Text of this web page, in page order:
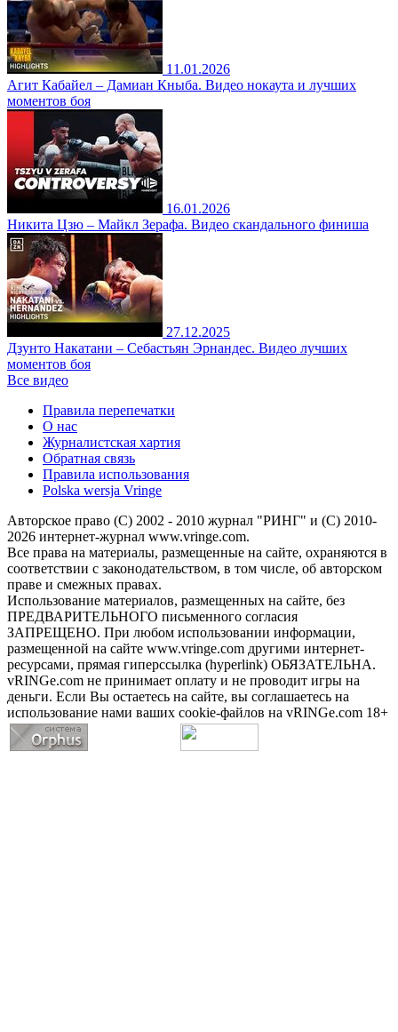
11.01.2026
Агит Кабайел – Дамиан Кныба. Видео нокаута и лучших
моментов боя
16.01.2026
Никита Цзю – Майкл Зерафа. Видео скандального финиша
27.12.2025
Дзунто Накатани – Себастьян Эрнандес. Видео лучших
моментов боя
Все видео
Правила перепечатки
О нас
Журналистская хартия
Обратная связь
Правила использования
Polska wersja Vringe
Авторское право (С) 2002 - 2010 журнал "РИНГ" и (С) 2010-
2026 интернет-журнал www.vringe.com.
Все права на материалы, размещенные на сайте, охраняются в
соответствии с законодательством, в том числе, об авторском
праве и смежных правах.
Использование материалов, размещенных на сайте, без
ПРЕДВАРИТЕЛЬНОГО письменного согласия
ЗАПРЕЩЕНО. При любом использовании информации,
размещенной на сайте www.vringe.com другими интернет-
ресурсами, прямая гиперссылка (hyperlink) ОБЯЗАТЕЛЬНА.
vRINGe.com не принимает оплату и не проводит игры на
деньги. Если Вы остаетесь на сайте, вы соглашаетесь на
использование нами ваших cookie-файлов на vRINGe.com 18+